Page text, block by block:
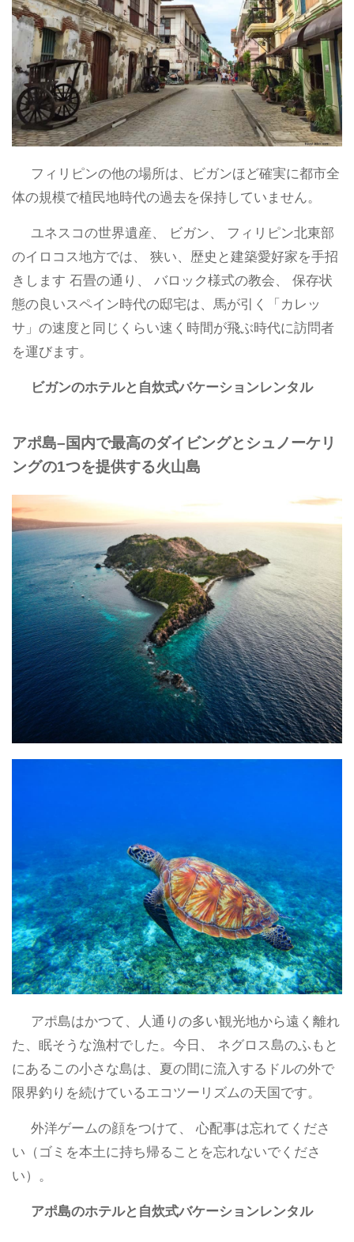
フィリピンの他の場所は、ビガンほど確実に都市全
体の規模で植民地時代の過去を保持していません。
ユネスコの世界遺産、 ビガン、 フィリピン北東部
のイロコス地方では、 狭い、歴史と建築愛好家を手招
きします 石畳の通り、 バロック様式の教会、 保存状
態の良いスペイン時代の邸宅は、馬が引く「カレッ
サ」の速度と同じくらい速く時間が飛ぶ時代に訪問者
を運びます。
ビガンのホテルと自炊式バケーションレンタル
アポ島–国内で最高のダイビングとシュノーケリ
ングの1つを提供する火山島
アポ島はかつて、人通りの多い観光地から遠く離れ
た、眠そうな漁村でした。今日、 ネグロス島のふもと
にあるこの小さな島は、夏の間に流入するドルの外で
限界釣りを続けているエコツーリズムの天国です。
外洋ゲームの顔をつけて、 心配事は忘れてくださ
い（ゴミを本土に持ち帰ることを忘れないでくださ
い）。
アポ島のホテルと自炊式バケーションレンタル